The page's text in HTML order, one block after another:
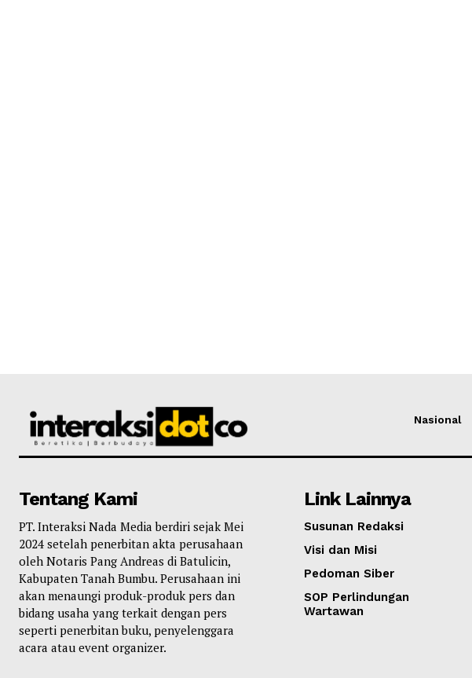
Nasional
Tentang Kami
PT. Interaksi Nada Media berdiri sejak Mei
2024 setelah penerbitan akta perusahaan
oleh Notaris Pang Andreas di Batulicin,
Kabupaten Tanah Bumbu. Perusahaan ini
akan menaungi produk-produk pers dan
bidang usaha yang terkait dengan pers
seperti penerbitan buku, penyelenggara
acara atau event organizer.
Link Lainnya
Susunan Redaksi
Visi dan Misi
Pedoman Siber
SOP Perlindungan
Wartawan